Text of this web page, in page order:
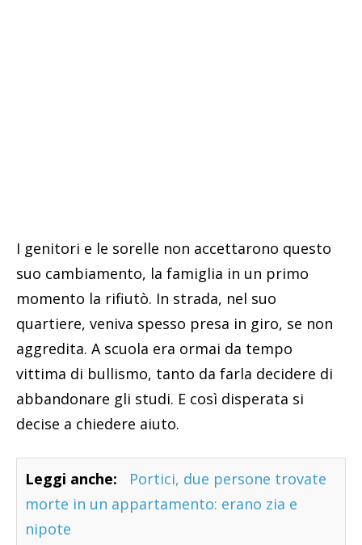
I genitori e le sorelle non accettarono questo
suo cambiamento, la famiglia in un primo
momento la rifiutò. In strada, nel suo
quartiere, veniva spesso presa in giro, se non
aggredita. A scuola era ormai da tempo
vittima di bullismo, tanto da farla decidere di
abbandonare gli studi. E così disperata si
decise a chiedere aiuto.
Leggi anche:
Portici, due persone trovate
morte in un appartamento: erano zia e
nipote